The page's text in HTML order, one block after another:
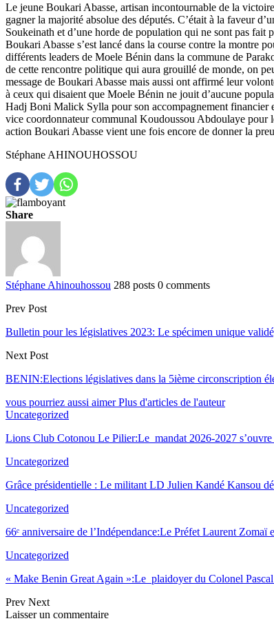
Le jeune Boukari Abasse, artisan incontournable de la
gagner la majorité absolue des députés. C’était à la faveur
Soukeinath et d’une horde de population qui ne sont pas
Boukari Abasse s’est lancé dans la course contre la montre
différents leaders de Moele Bénin dans la commune de
de cette rencontre politique qui aura grouillé de monde, on
message de Boukari Abasse mais aussi ont affirmé leur
à ceux qui disaient que Moele Bénin ne jouit d’aucune
Hadj Boni Malick Sylla pour son accompagnement financier
vice coordonnateur communal Koudoussou Abdoulaye pour
action Boukari Abasse vient une fois encore de donner la
Stéphane AHINOUHOSSOU
Share
Stéphane Ahinouhossou 288 posts 0 comments
Prev Post
Bulletin pour les législatives 2023: Le spécimen unique
Next Post
BENIN:Elections législatives dans la 5ième circonscription
vous pourriez aussi aimer Plus d'articles de l'auteur
Uncategorized
Lions Club Cotonou Le Pilier:Le mandat 2026-2027
Uncategorized
Grâce présidentielle : Le militant LD Julien Kandé Kansou
Uncategorized
66ᵉ anniversaire de l’Indépendance:Le Préfet Laurent
Uncategorized
« Make Benin Great Again »:Le plaidoyer du Colonel
Prev Next
Laisser un commentaire